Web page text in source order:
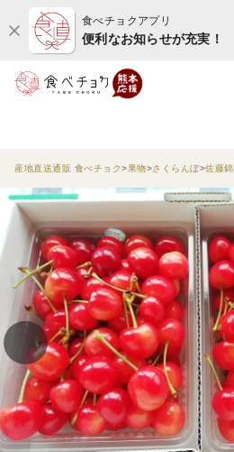
食べチョクアプリ
便利なお知らせが充実！
産地直送通販 食べチョク 果物 さくらんぼ 佐藤錦